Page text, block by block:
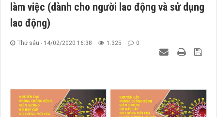
làm việc (dành cho người lao động và sử dụng
lao động)
Thứ sáu - 14/02/2020 16:38 1.325 0